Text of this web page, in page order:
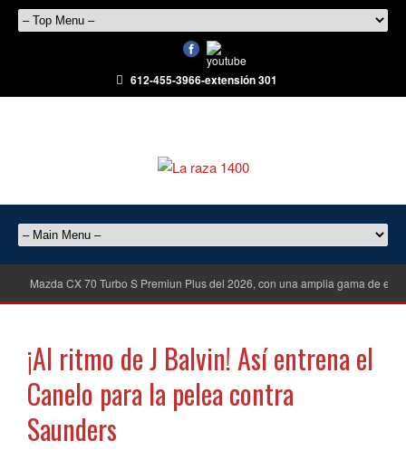
612-455-3966-extensión 301
Mazda CX 70 Turbo S Premiun Plus del 2026, con una amplia gama de
¡Al ritmo de J Balvin! Así entrena el
Canelo para la pelea contra
Saunders